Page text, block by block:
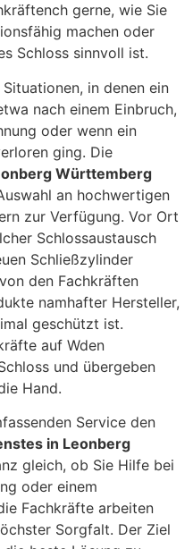
gerne, wie Sie
machen oder
Schloss sinnvoll ist.
in denen ein
nach einem Einbruch,
oder wenn ein
ging. Die
Württemberg
an hochwertigen
zur Verfügung. Vor Ort
Schlossaustausch
Schließzylinder
den Fachkräften
namhafter Hersteller,
geschützt ist.
auf Wden
und übergeben
Hand.
Service den
in Leonberg
gleich, ob Sie Hilfe bei
oder einem
Fachkräfte arbeiten
Sorgfalt. Der Ziel